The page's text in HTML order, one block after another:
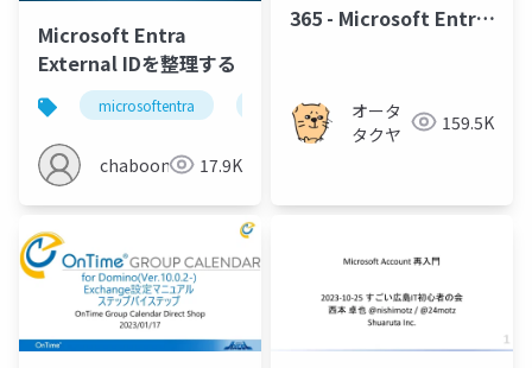
Microsoft Entra
External IDを整理する
microsoftentra
chaboon 17.9K
365 - Microsoft Entra
オータ
タクヤ
159.5K